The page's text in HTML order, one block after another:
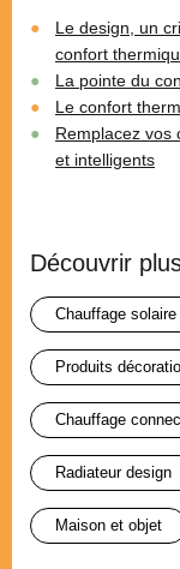
Le design, un
confort
La pointe du
Le confort
Remplacez vos
et intelligents
Découvrir
chauffage solaire
produits
chauffage
radiateur design
maison et objet